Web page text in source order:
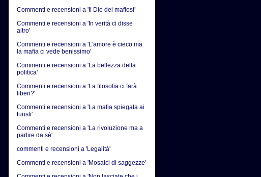
Commenti e recensioni a 'Il Dio dei mafiosi'
Commenti e recensioni a 'In verità ci disse
altro'
Commenti e recensioni a 'L'amore è cieco ma
la mafia ci vede benissimo'
Commenti e recensioni a 'La bellezza della
politica'
Commenti e recensioni a 'La filosofia ci farà
liberi?'
Commenti e recensioni a 'La mafia spiegata ai
turisti'
Commenti e recensioni a 'La rivoluzione ma a
partire da sè'
commenti e recensioni a 'Legalità'
Commenti e recensioni a 'Mosaici di saggezze'